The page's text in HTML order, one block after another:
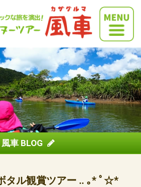
風車 BLOG
タル観賞ツアー .. ｡* ﾟ☆*